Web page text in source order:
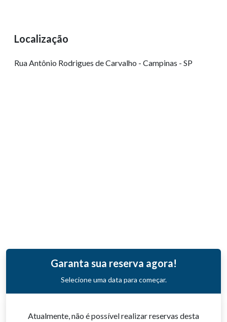
Localização
Rua Antônio Rodrigues de Carvalho - Campinas - SP
Garanta sua reserva agora!
Selecione uma data para começar.
Atualmente, não é possível realizar reservas desta